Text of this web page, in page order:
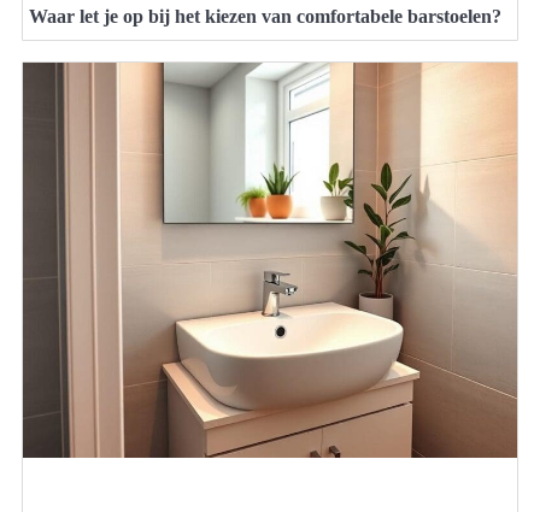
Waar let je op bij het kiezen van comfortabele barstoelen?